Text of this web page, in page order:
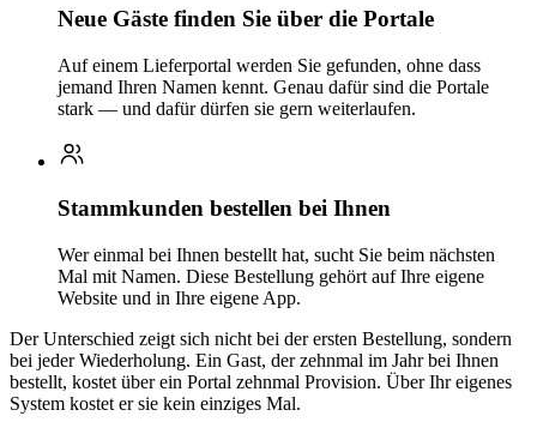
Neue Gäste finden Sie über die Portale
Auf einem Lieferportal werden Sie gefunden, ohne dass
jemand Ihren Namen kennt. Genau dafür sind die Portale
stark — und dafür dürfen sie gern weiterlaufen.
Stammkunden bestellen bei Ihnen
Wer einmal bei Ihnen bestellt hat, sucht Sie beim nächsten
Mal mit Namen. Diese Bestellung gehört auf Ihre eigene
Website und in Ihre eigene App.
Der Unterschied zeigt sich nicht bei der ersten Bestellung, sondern
bei jeder Wiederholung. Ein Gast, der zehnmal im Jahr bei Ihnen
bestellt, kostet über ein Portal zehnmal Provision. Über Ihr eigenes
System kostet er sie kein einziges Mal.